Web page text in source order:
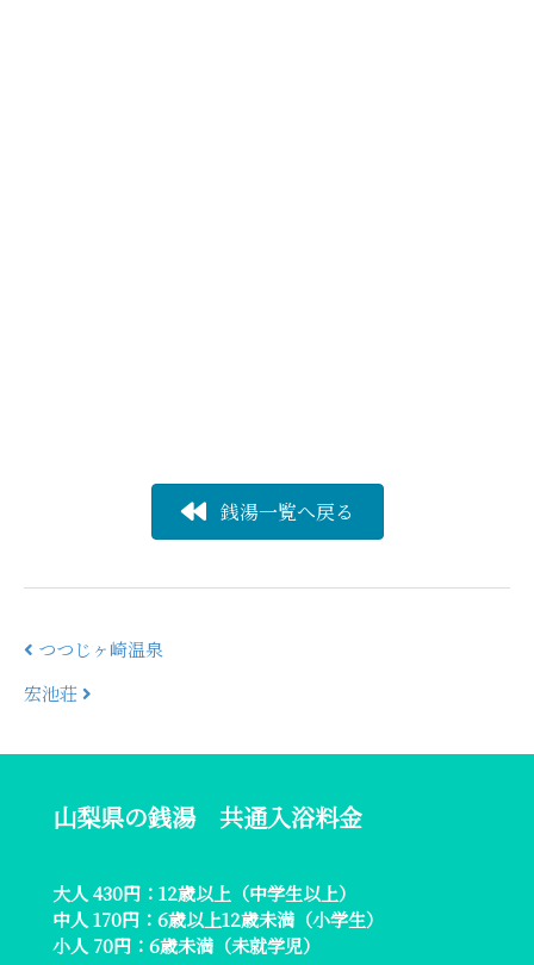
銭湯一覧へ戻る
投
稿
つつじヶ崎温泉
宏池荘
山梨県の銭湯 共通入浴料金
大人 430円：12歳以上（中学生以上）
中人 170円：6歳以上12歳未満（小学生）
小人 70円：6歳未満（未就学児）